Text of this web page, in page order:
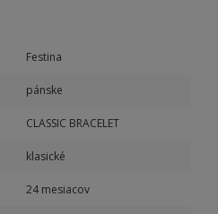
Festina
pánske
CLASSIC BRACELET
klasické
24 mesiacov